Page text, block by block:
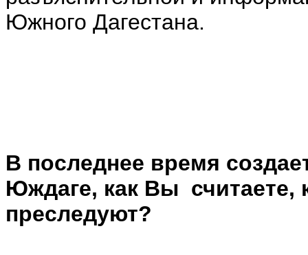
Южного Дагестана.
В последнее время
Юждаге, как Вы считаете,
преследуют?